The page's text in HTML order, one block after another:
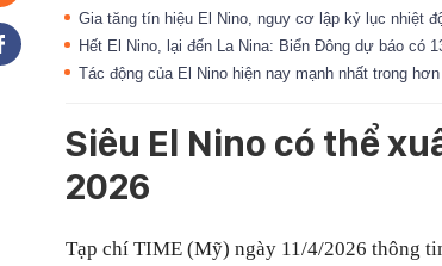
Gia tăng tín hiệu El Nino, nguy cơ lập kỷ lục nhiệt
Hết El Nino, lại đến La Nina: Biển Đông dự báo có
Tác động của El Nino hiện nay mạnh nhất trong
Siêu El Nino có thể
2026
Tạp chí TIME (Mỹ) ngày 11/4/2026 thông